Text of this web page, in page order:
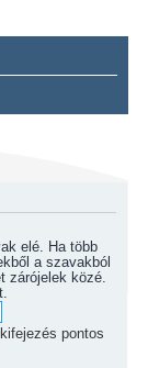
a szavakból
zárójelek közé.
pontos